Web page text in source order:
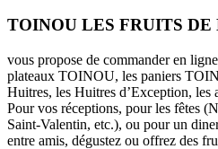
TOINOU LES FRUITS DE
vous propose de commander en
plateaux TOINOU, les paniers
Huitres, les Huitres d’Exception, les
Pour vos réceptions, pour les fêtes
Saint-Valentin, etc.), ou pour un
entre amis, dégustez ou offrez des